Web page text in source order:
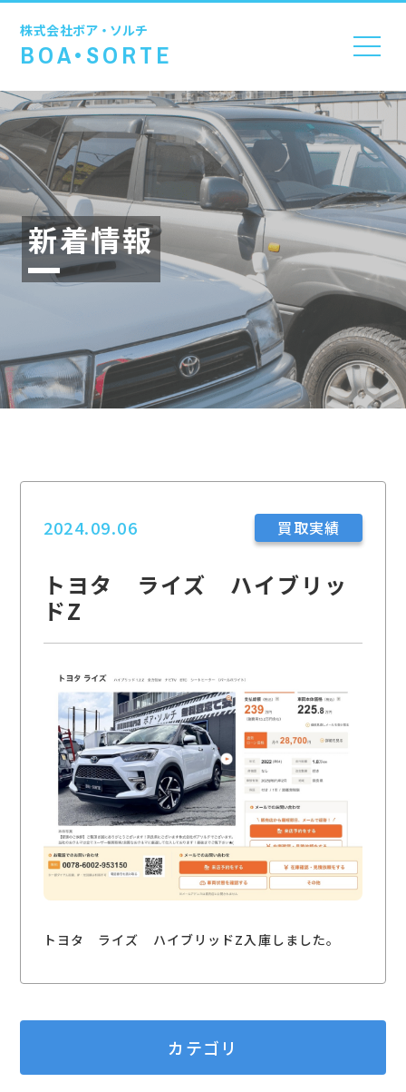
株式会社ボア・ソルチ
BOA•SORTE
新着情報
2024.09.06 買取実績
トヨタ ライズ ハイブリッ
ドZ
トヨタ ライズ ハイブリッドZ入庫しました。
カテゴリ